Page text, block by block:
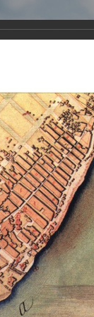
Земли
по
и
Свято-